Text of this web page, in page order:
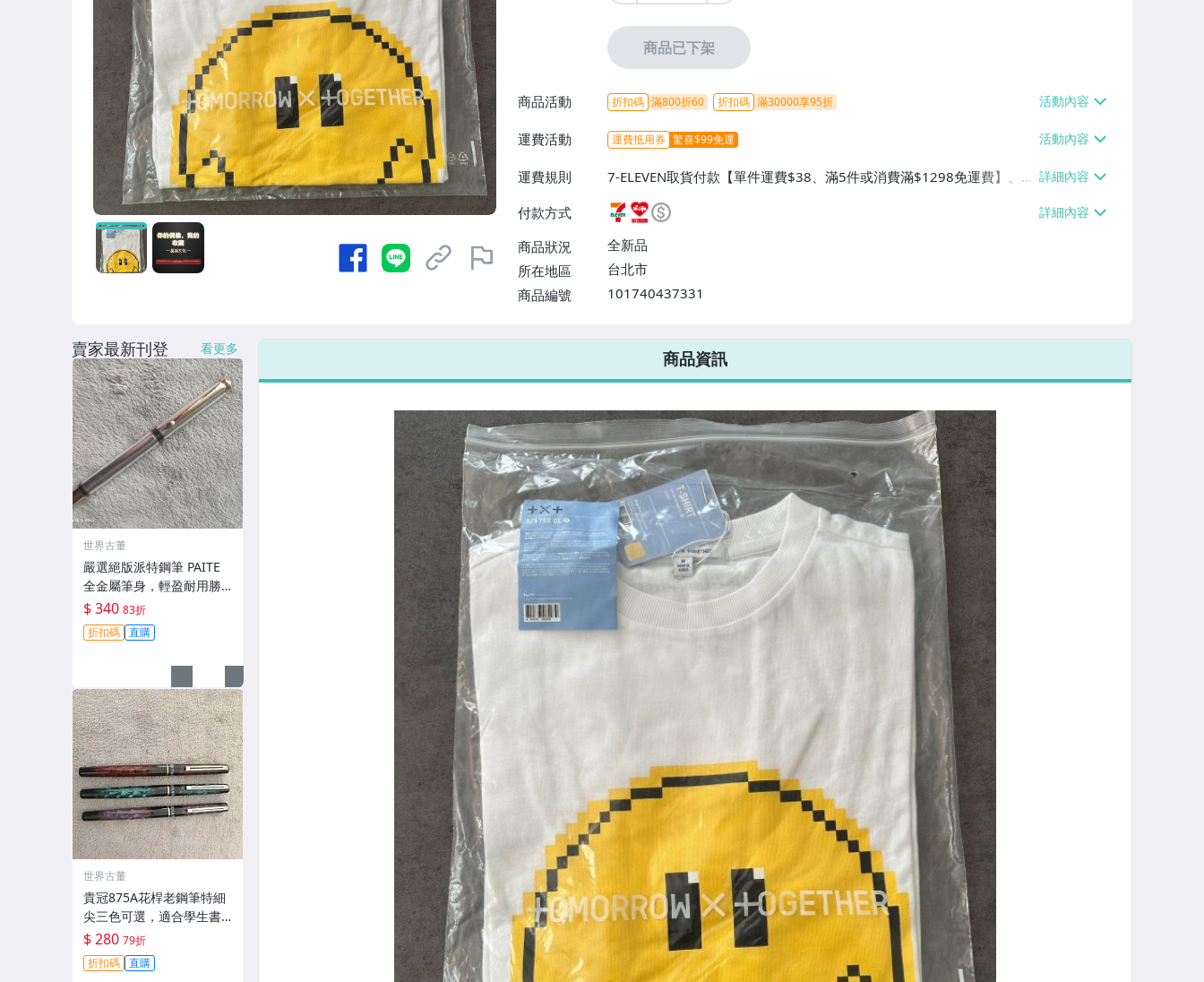
商品已下架
商品活動 折扣碼 滿800折60 折扣碼 滿30000享95折
運費活動 運費抵用券 驚喜$99免運
運費規則
7-ELEVEN取貨付款【單件運費$38、滿5件或消費滿$1298免運費】、7-
ELEVEN取貨不付款【免運費】、萊爾富取貨付款【單件運費$60、滿5件
或消費滿$1298免運費】、宅配/貨運【單件運費$120、滿5件或消費滿
$1598免運費】
付款方式
商品狀況
全新品
所在地區
台北市
商品編號
101740437331
7-ELEVEN 運費只要38元
不限金額、筆數，筆筆優惠無限次！
商品資訊
賣家最新刊登 看更多
世界古董
嚴選絕版派特鋼筆 PAITE
全金屬筆身，輕盈耐用勝
過普通筆款。銀色條紋設
計搭配黑金配件，展現高
級風採。類似派克小明尖0.
$ 340 83折
折扣碼 直購
世界古董
貴冠875A花桿老鋼筆特細
尖三色可選，適合學生書
寫筆記與練字數量有限嚴
選推薦 875a 老鋼筆 鎳合
金 筆尖
$ 280 79折
折扣碼 直購